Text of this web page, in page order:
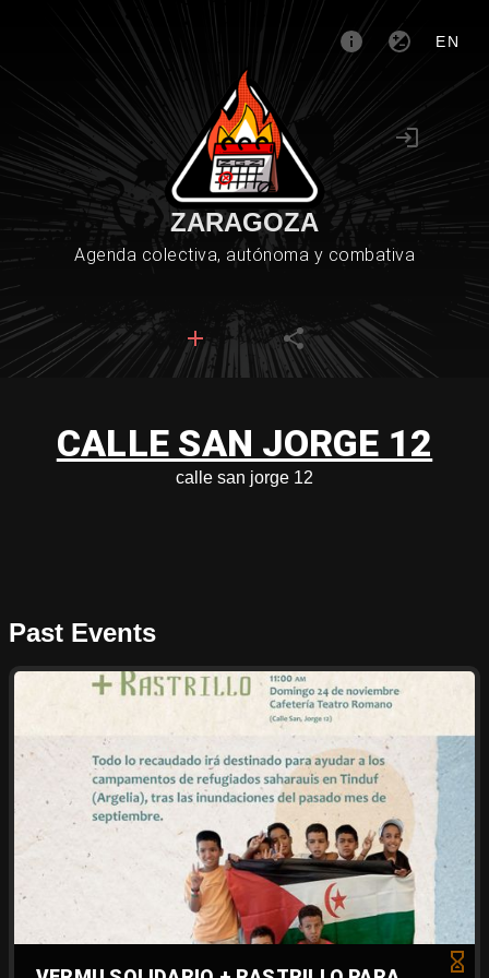
EN
ZARAGOZA
Agenda colectiva, autónoma y combativa
CALLE SAN JORGE 12
calle san jorge 12
Past Events